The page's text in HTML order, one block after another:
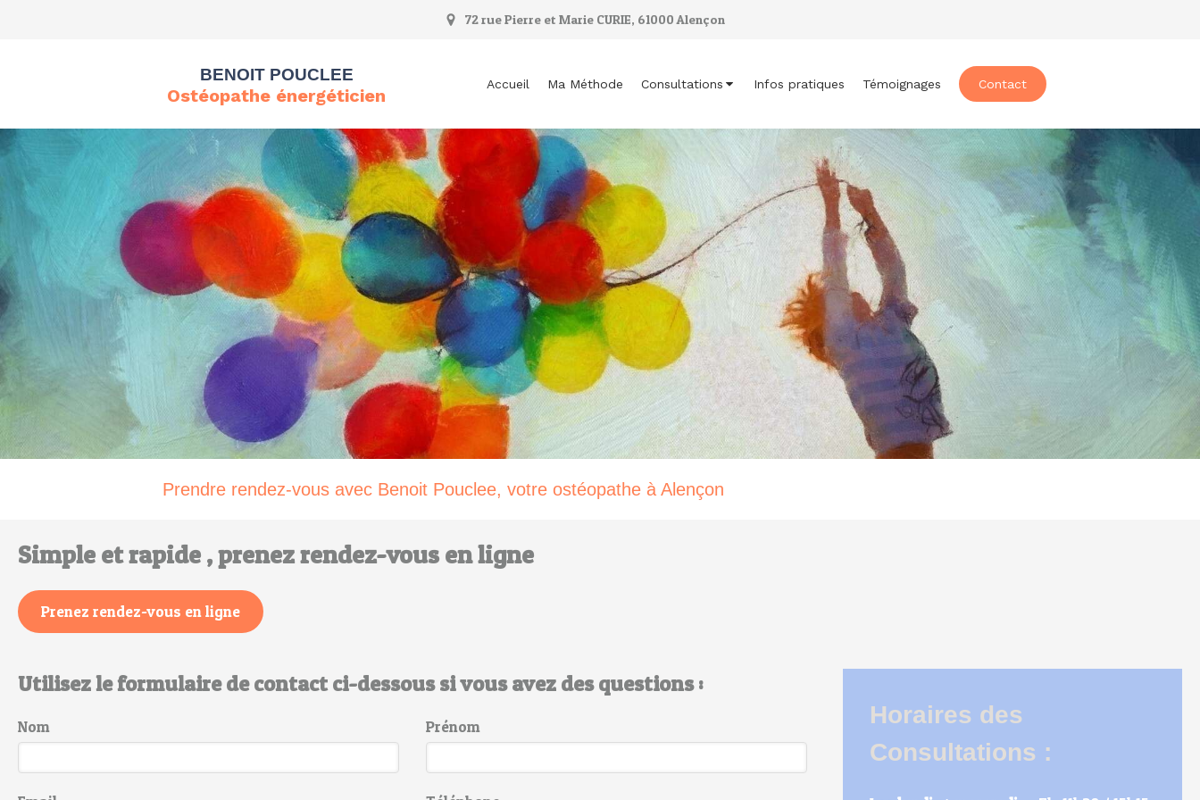
72 rue Pierre et Marie CURIE, 61000 Alençon
Accueil Ma Méthode Consultations Infos pratiques Témoignages Contact
BENOIT POUCLEE
Ostéopathe énergéticien
Prendre rendez-vous avec Benoit Pouclee, votre ostéopathe à Alençon
Simple et rapide , prenez rendez-vous en ligne
Prenez rendez-vous en ligne
Utilisez le formulaire de contact ci-dessous si vous avez des questions :
Nom Prénom
Horaires des
Consultations :